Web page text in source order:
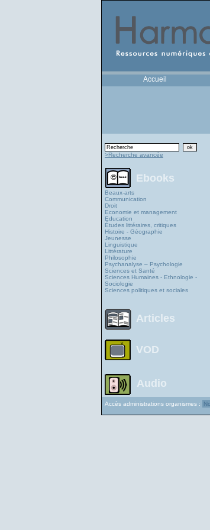
Accueil
>Recherche avancée
Ebooks
Beaux-arts
Communication
Droit
Economie et management
Education
Études littéraires, critiques
Histoire - Géographie
Jeunesse
Linguistique
Littérature
Philosophie
Psychanalyse – Psychologie
Sciences et Santé
Sciences Humaines - Ethnologie -
Sociologie
Sciences politiques et sociales
Articles
VOD
Audio
Accès administrations organismes :